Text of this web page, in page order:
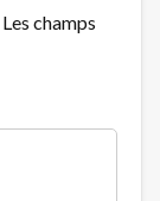
Les champs